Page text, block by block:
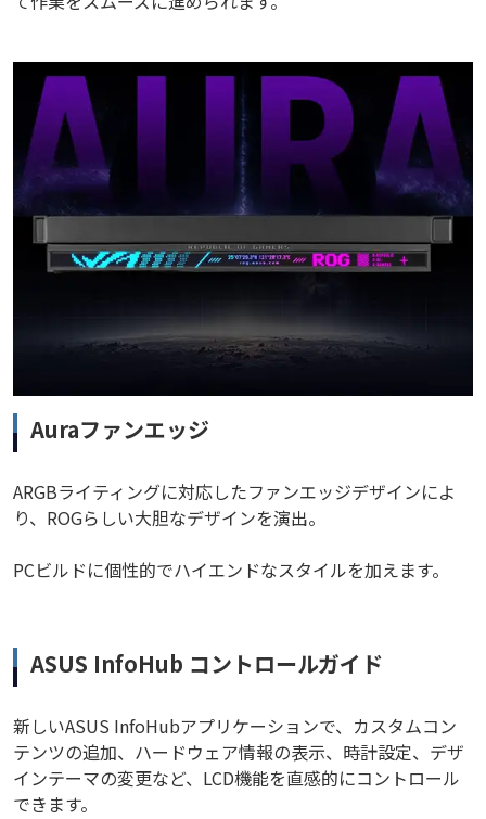
Auraファンエッジ
ARGBライティングに対応したファンエッジデザインによ
り、ROGらしい大胆なデザインを演出。
PCビルドに個性的でハイエンドなスタイルを加えます。
ASUS InfoHub コントロールガイド
新しいASUS InfoHubアプリケーションで、カスタムコン
テンツの追加、ハードウェア情報の表示、時計設定、デザ
インテーマの変更など、LCD機能を直感的にコントロール
できます。